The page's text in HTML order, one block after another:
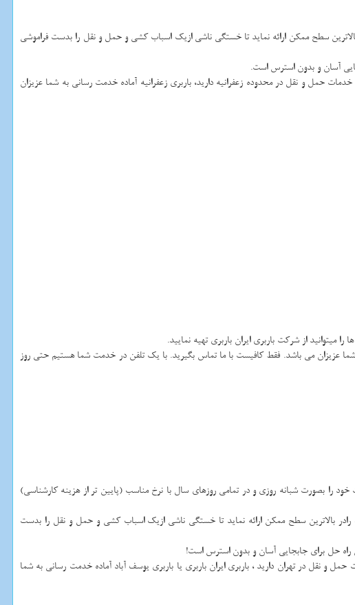
سطح ممکن ارائه نماید تا خستگی ناشی ازیک اسباب کشی و حمل و نقل را بدست فراموشی
آسان و بدون استرس است.
حمل و نقل در محدوده زعفرانیه دارید، باربری زعفرانیه آماده خدمت رسانی به شما عزیزان
عزیزان می باشد. فقط کافیست با ما تماس بگیرید. با یک تلفن در خدمت شما هستیم حتی روز
را بصورت شبانه روزی و در تمامی روزهای سال با نرخ مناسب (پایین تر از هزینه کارشناسی)
بالاترین سطح ممکن ارائه نماید تا خستگی ناشی ازیک اسباب کشی و حمل و نقل را بدست
راه حل برای جابجایی آسان و بدون استرس است!
و نقل در تهران دارید ، باربری ایران باربری یا باربری یوسف آباد آماده خدمت رسانی به شما